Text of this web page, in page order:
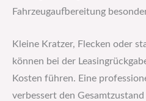
Fahrzeugaufbereitung
Kleine Kratzer, Flecken oder
können bei der
Kosten führen. Eine
verbessert den